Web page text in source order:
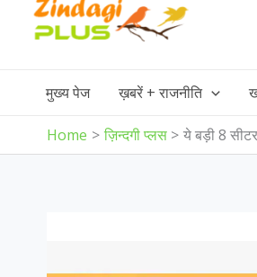
content
मुख्य पेज ख़बरें + राजनीति
Home ज़िन्दगी प्लस ये बड़ी 8